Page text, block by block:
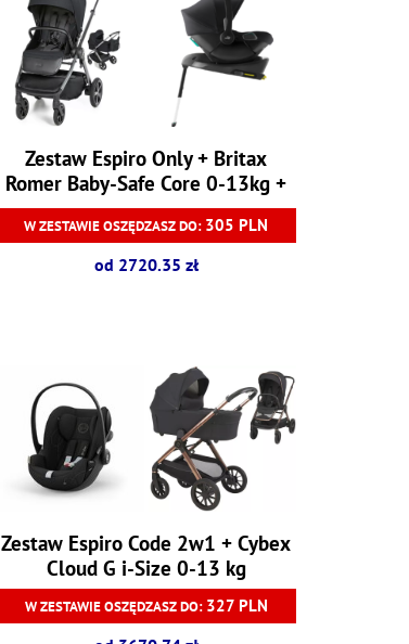
Zestaw Espiro Only + Britax
Romer Baby-Safe Core 0-13kg +
baza Baby-Safe Core
W ZESTAWIE OSZĘDZASZ DO: 305 PLN
od 2720.35 zł
Zestaw Espiro Code 2w1 + Cybex
Cloud G i-Size 0-13 kg
W ZESTAWIE OSZĘDZASZ DO: 327 PLN